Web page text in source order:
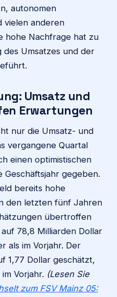
autonomen
vielen anderen
hohe Nachfrage hat zu
des Umsatzes und der
Umsatz und
Erwartungen
nur die Umsatz- und
vergangene Quartal
einen optimistischen
Geschäftsjahr gegeben.
bereits hohe
den letzten fünf Jahren
übertroffen
78,8 Milliarden Dollar
als im Vorjahr. Der
1,77 Dollar geschätzt,
Vorjahr. (Lesen Sie
zum FSV Mainz 05: